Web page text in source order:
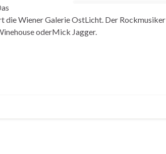
die Wiener Galerie OstLicht. Der Rockmusiker
oderMick Jagger.